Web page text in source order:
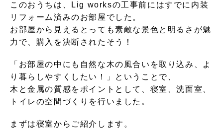
このおうちは、Lig worksの工事前にはすでに内装
リフォーム済みのお部屋でした。
お部屋から見えるとっても素敵な景色と明るさが魅
力で、購入を決断されたそう！
「お部屋の中にも自然な木の風合いを取り込み、よ
り暮らしやすくしたい！」ということで、
木と金属の質感をポイントとして、寝室、洗面室、
トイレの空間づくりを行いました。
まずは寝室からご紹介します。